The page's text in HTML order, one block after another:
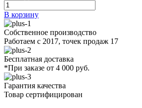
В корзину
Собственное производство
Работаем с 2017, точек продаж 17
Бесплатная доставка
*При заказе от 4 000 руб.
Гарантия качества
Товар сертифицирован